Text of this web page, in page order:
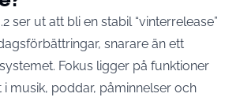
ser ut att bli en stabil “vinterrelease”
snarare än ett
Fokus ligger på funktioner
musik, poddar, påminnelser och